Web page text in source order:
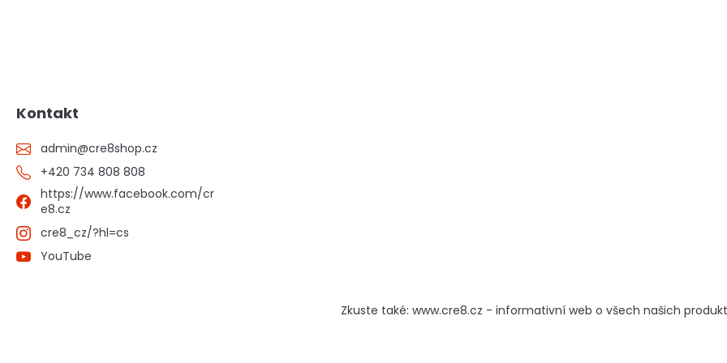
Kontakt
admin@cre8shop.cz
+420 734 808 808
https://www.facebook.com/cr
e8.cz
cre8_cz/?hl=cs
YouTube
Zkuste také: www.cre8.cz - informativní web o všech našich